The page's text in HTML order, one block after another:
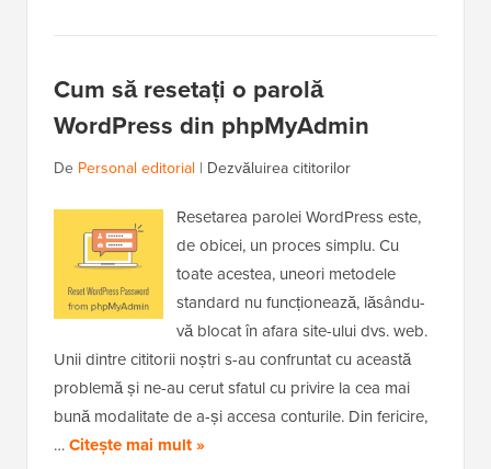
Cum să resetați o parolă
WordPress din phpMyAdmin
De Personal editorial | Dezvăluirea cititorilor
Resetarea parolei WordPress este,
de obicei, un proces simplu. Cu
toate acestea, uneori metodele
standard nu funcționează, lăsându-
vă blocat în afara site-ului dvs. web.
Unii dintre cititorii noștri s-au confruntat cu această
problemă și ne-au cerut sfatul cu privire la cea mai
bună modalitate de a-și accesa conturile. Din fericire,
…Citește mai mult »